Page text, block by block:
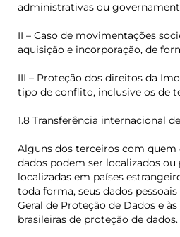
administrativas ou
II – Caso de movimentações
aquisição e incorporação, de
III – Proteção dos direitos da
tipo de conflito, inclusive os de
1.8 Transferência internacional
Alguns dos terceiros com
dados podem ser localizados ou
localizadas em países
toda forma, seus dados
Geral de Proteção de Dados e
brasileiras de proteção de dados.